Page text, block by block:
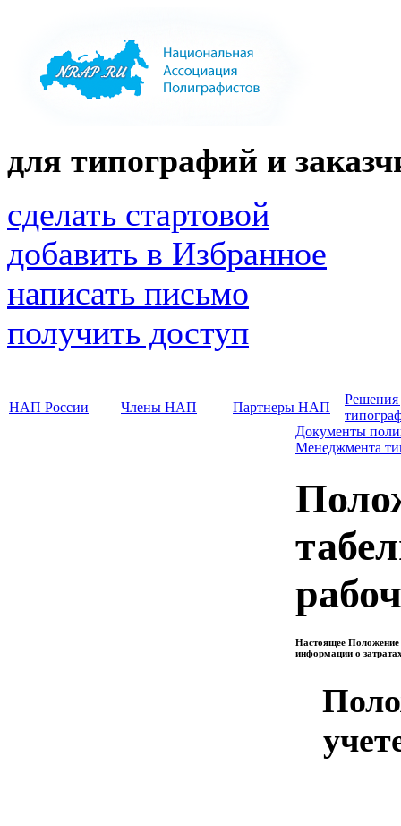
для типографий и
сделать стартовой
добавить в Избранное
написать письмо
получить доступ
НАП России Члены НАП Партнеры НАП
Решения
Документы
Менеджмента
Настоящее Положение
информации о